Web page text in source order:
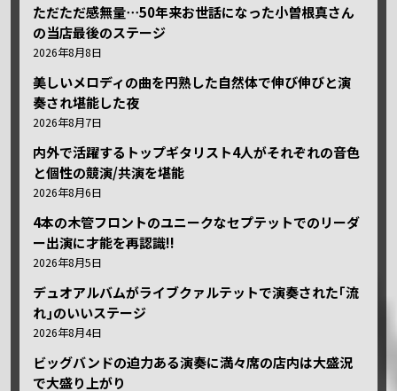
ただただ感無量⋯50年来お世話になった小曽根真さん
の当店最後のステージ
2026年8月8日
美しいメロディの曲を円熟した自然体で伸び伸びと演
奏され堪能した夜
2026年8月7日
内外で活躍するトップギタリスト4人がそれぞれの音色
と個性の競演/共演を堪能
2026年8月6日
4本の木管フロントのユニークなセプテットでのリーダ
ー出演に才能を再認識!!
2026年8月5日
デュオアルバムがライブクァルテットで演奏された｢流
れ｣のいいステージ
2026年8月4日
ビッグバンドの迫力ある演奏に満々席の店内は大盛況
で大盛り上がり